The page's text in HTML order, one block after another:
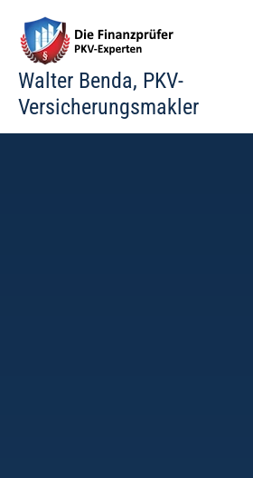
Inhalt
springen
Walter Benda, PKV-
Versicherungsmakler